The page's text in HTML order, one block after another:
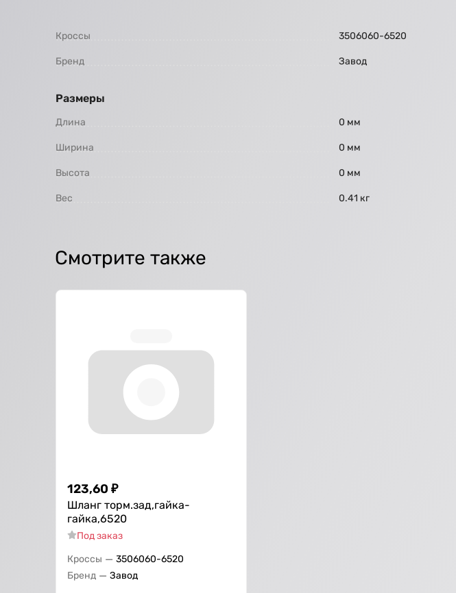
Кроссы 3506060-6520
Бренд Завод
Размеры
Длина 0 мм
Ширина 0 мм
Высота 0 мм
Вес 0.41 кг
Смотрите также
123,60 ₽
Шланг торм.зад,гайка-
гайка,6520
Под заказ
Кроссы — 3506060-6520
Бренд — Завод